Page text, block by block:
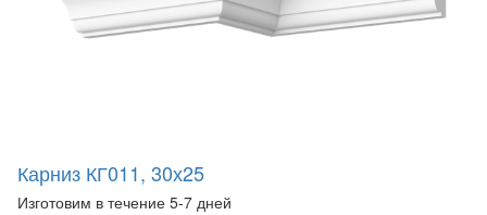
Карниз КГ011, 30х25
Изготовим в течение 5-7 дней